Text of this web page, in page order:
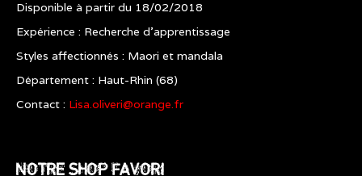
Disponible à partir du 18/02/2018
Expérience : Recherche d’apprentissage
Styles affectionnés : Maori et mandala
Département : Haut-Rhin (68)
Contact : Lisa.oliveri@orange.fr
NOTRE SHOP FAVORI